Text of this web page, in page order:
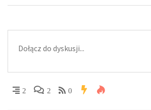
2 2 0